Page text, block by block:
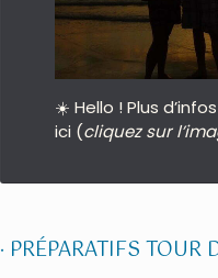
☀️ Hello ! Plus
ici (cliquez sur
· PRÉPARATIFS TOUR